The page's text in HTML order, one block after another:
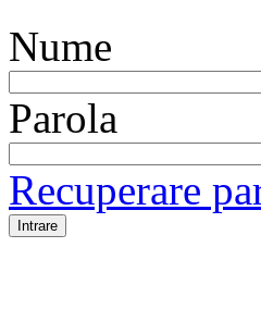
Nume
Parola
Recuperare